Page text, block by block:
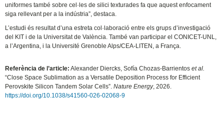
uniformes també sobre cel·les de silici texturades fa que aquest enfocament
siga rellevant per a la indústria”, destaca.
L’estudi és resultat d’una estreta col·laboració entre els grups d’investigació
del KIT i de la Universitat de València. També van participar el CONICET-UNL,
a l’Argentina, i la Université Grenoble Alps/CEA-LITEN, a França.
Referència de l’article: Alexander Diercks, Sofía Chozas-Barrientoset al.
“Close Space Sublimation as a Versatile Deposition Process for Efficient
Perovskite Silicon Tandem Solar Cells”.Nature Energy, 2026.
https://doi.org/10.1038/s41560-026-02068-9